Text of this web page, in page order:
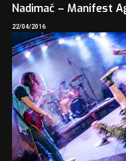
Nadimač – Manifest
22/04/2016